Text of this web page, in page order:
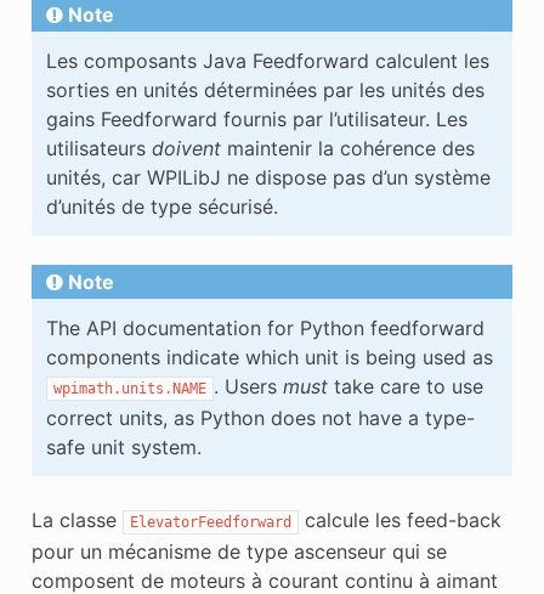
Note
Les composants Java Feedforward calculent les
sorties en unités déterminées par les unités des
gains Feedforward fournis par l’utilisateur. Les
utilisateurs doiventmaintenir la cohérence des
unités, car WPILibJ ne dispose pas d’un système
d’unités de type sécurisé.
Note
The API documentation for Python feedforward
components indicate which unit is being used as
wpimath.units.NAME . Users musttake care to use
correct units, as Python does not have a type-
safe unit system.
La classe ElevatorFeedforward
calcule les feed-back
pour un mécanisme de type ascenseur qui se
composent de moteurs à courant continu à aimant